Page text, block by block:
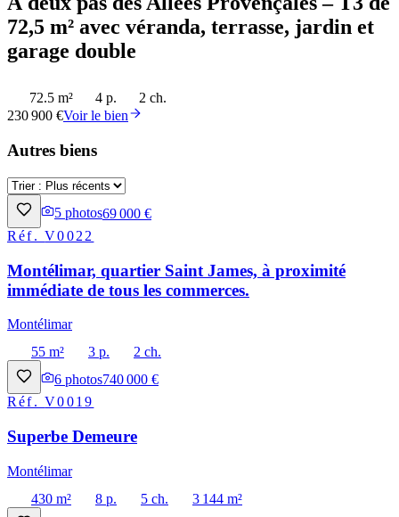
72,5 m² avec véranda, terrasse, jardin et
garage double
72.5 m² 4 p.
2 ch.
230 900 €Voir le bien
Autres biens
5 photos69 000 €
Réf.V0022
Montélimar, quartier Saint James, à proximité
immédiate de tous les commerces.
Montélimar
55 m²
3 p.
2 ch.
6 photos740 000 €
Réf.V0019
Superbe Demeure
Montélimar
430 m²
8 p. 5 ch.
3 144 m²